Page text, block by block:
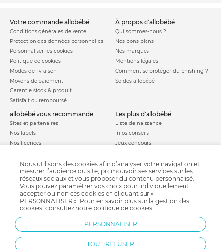
votre commande allobébé
Conditions générales de vente
Protection des données personnelles
Personnaliser les cookies
Politique de cookies
Modes de livraison
Moyens de paiement
Garantie stock & produit
Satisfait ou remboursé
à propos d'allobébé
Qui sommes-nous ?
Nos bons plans
Nos marques
Mentions légales
Comment se protéger du phishing ?
Soldes allobébé
allobébé vous recommande
Sites et partenaires
Nos labels
Nos licences
les plus d'allobébé
Liste de naissance
Infos conseils
Jeux concours
Parrainage
Paiement sécurisé
Charte qualité
Nous utilisons des cookies afin d’analyser votre navigation et
mesurer l’audience du site, promouvoir ses services sur les
réseaux sociaux et vous proposer du contenu personnalisé.
Vous pouvez paramétrer vos choix pour individuellement
accepter ou non ces cookies en cliquant sur «
PERSONNALISER ». Pour en savoir plus sur la gestion des
cookies, consultez notre politique de cookies.
PERSONNALISER
TOUT REFUSER